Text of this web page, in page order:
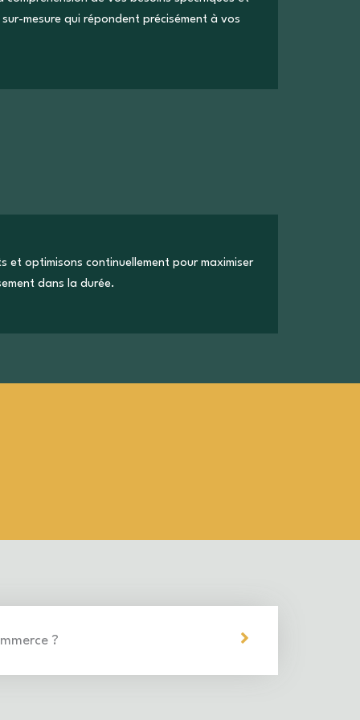
mesure qui répondent précisément à vos
et optimisons continuellement pour maximiser
dans la durée.
?